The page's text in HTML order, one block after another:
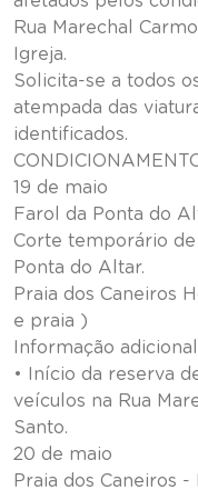
Rua Marechal
Igreja.
Solicita-se a todos
atempada das
identificados.
19 de maio
Farol da Ponta do
Corte temporário
Ponta do Altar.
Praia dos Caneiros
e praia )
Informação
• Início da reserva
veículos na Rua
Santo.
20 de maio
Praia dos Caneiros